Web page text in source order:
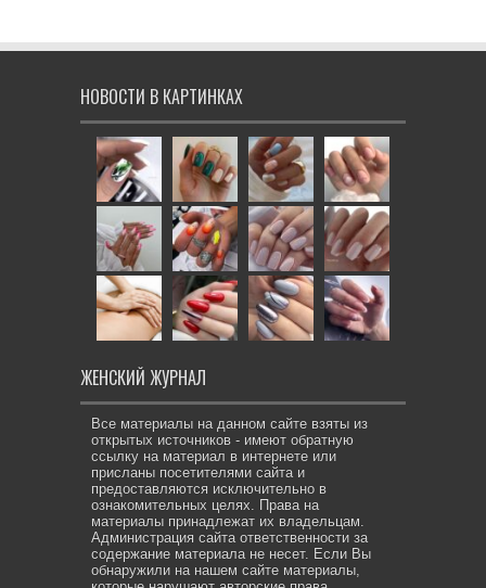
НОВОСТИ В КАРТИНКАХ
ЖЕНСКИЙ ЖУРНАЛ
Все материалы на данном сайте взяты из
открытых источников - имеют обратную
ссылку на материал в интернете или
присланы посетителями сайта и
предоставляются исключительно в
ознакомительных целях. Права на
материалы принадлежат их владельцам.
Администрация сайта ответственности за
содержание материала не несет. Если Вы
обнаружили на нашем сайте материалы,